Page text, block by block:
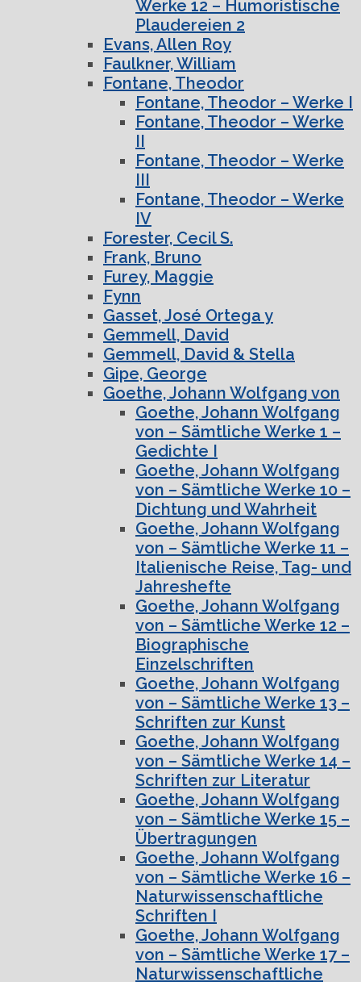
Werke 12 – Humoristische
Plaudereien 2
Evans, Allen Roy
Faulkner, William
Fontane, Theodor
Fontane, Theodor – Werke I
Fontane, Theodor – Werke
II
Fontane, Theodor – Werke
III
Fontane, Theodor – Werke
IV
Forester, Cecil S.
Frank, Bruno
Furey, Maggie
Fynn
Gasset, José Ortega y
Gemmell, David
Gemmell, David & Stella
Gipe, George
Goethe, Johann Wolfgang von
Goethe, Johann Wolfgang
von – Sämtliche Werke 1 –
Gedichte I
Goethe, Johann Wolfgang
von – Sämtliche Werke 10 –
Dichtung und Wahrheit
Goethe, Johann Wolfgang
von – Sämtliche Werke 11 –
Italienische Reise, Tag- und
Jahreshefte
Goethe, Johann Wolfgang
von – Sämtliche Werke 12 –
Biographische
Einzelschriften
Goethe, Johann Wolfgang
von – Sämtliche Werke 13 –
Schriften zur Kunst
Goethe, Johann Wolfgang
von – Sämtliche Werke 14 –
Schriften zur Literatur
Goethe, Johann Wolfgang
von – Sämtliche Werke 15 –
Übertragungen
Goethe, Johann Wolfgang
von – Sämtliche Werke 16 –
Naturwissenschaftliche
Schriften I
Goethe, Johann Wolfgang
von – Sämtliche Werke 17 –
Naturwissenschaftliche